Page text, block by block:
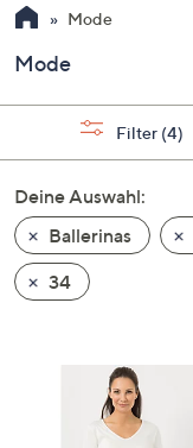
Sie
Pfeiltasten
nach
und
nach
unten
oder
wischen
Sie
Mode
Mode
Filter (4)
Deine Auswahl:
Ballerinas
34